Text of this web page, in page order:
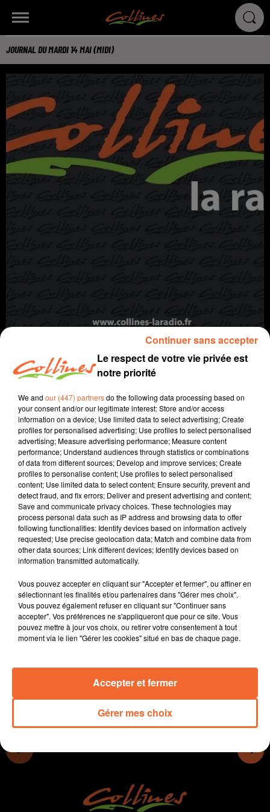
JOURNAL DU MARDI 14 MAI (MIDI)
info
14 mai 2024 - 12 min 17 sec
JOURNAL DU MARDI 14 MAI (MIDI)
Fabien Gazeau
L'info près de chez vous
Présenté par Fabien Gazeau
- Le Fauteuil rouge accueille depuis hier un tournage de
film.
- Les Républicains en campagne pour les élections
européennes.
- La Ville de Thouars souffle la deuxième bougie de son
entrée dans le club des plus Beaux Détours de France
- Le SAM handball valorise le travail de ses bénévoles
samedi prochain
Le respect de votre vie privée est
notre priorité
We and our (447) partnersdo the following data processing based on
your consent and/or our legitimate interest: Store and/or access
information on a device; Use limited data to select advertising; Create
profiles for personalised advertising; Use profiles to select personalised
advertising; Measure advertising performance; Measure content
performance; Understand audiences through statistics or combinations
of data from different sources; Develop and improve services; Create
profiles to personalise content; Use profiles to select personalised
content; Use limited data to select content; Ensure security, prevent and
detect fraud, and fix errors; Deliver and present advertising and content;
Save and communicate privacy choices. These technologies may
process personal data such as IP address and browsing data to offer
following functionalities: Identify devices based on information actively
requested; Use precise geolocation data; Match and combine data from
other data sources; Link different devices; Identify devices based on
information transmitted automatically.
Vous pouvez accepter en cliquant sur "Accepter et fermer", ou affiner en
sélectionnant les finalités et/ou partenaires dans "Gérer mes choix".
Vous pouvez également refuser en cliquant sur "Continuer sans
accepter". Vos préférences ne s'appliqueront que pour ce site. Vous
pouvez mettre à jour vos choix, ou retirer votre consentement à tout
moment via le lien "Gérer les cookies" situé en bas de chaque page.
Gérer mes choix
Accepter et fermer
Continuer sans accepter